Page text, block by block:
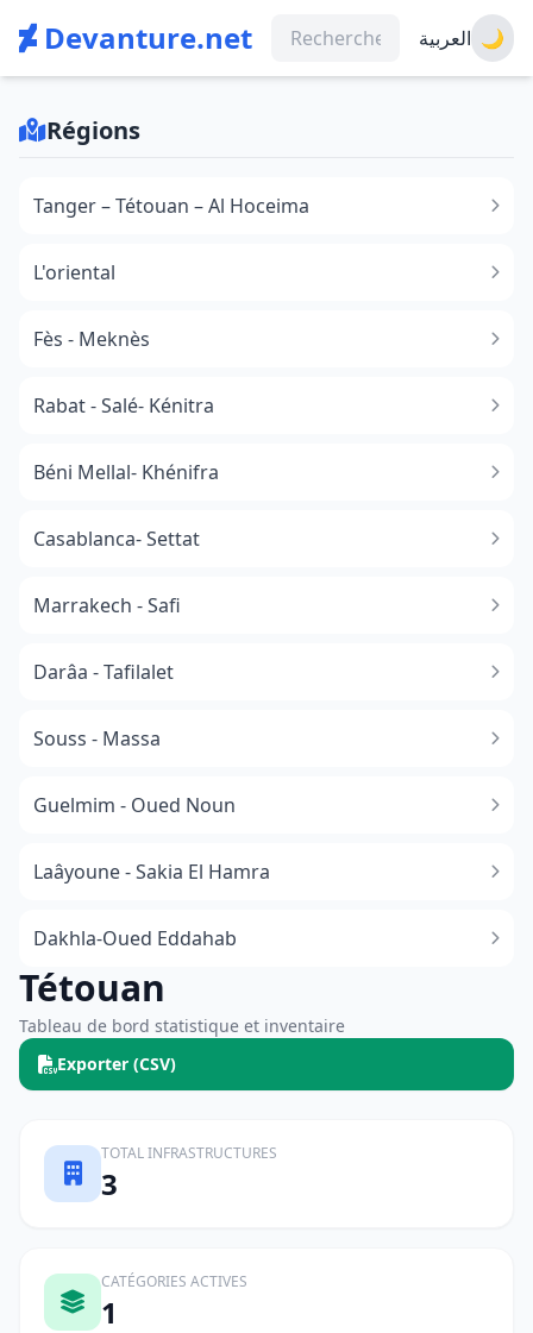
Devanture.net العربية 🌙
Régions
Tanger – Tétouan – Al Hoceima
L'oriental
Fès - Meknès
Rabat - Salé- Kénitra
Béni Mellal- Khénifra
Casablanca- Settat
Marrakech - Safi
Darâa - Tafilalet
Souss - Massa
​Guelmim - Oued Noun
Laâyoune - Sakia El Hamra
Dakhla-Oued Eddahab
Tétouan
Tableau de bord statistique et inventaire
Exporter (CSV)
TOTAL INFRASTRUCTURES
3
CATÉGORIES ACTIVES
1